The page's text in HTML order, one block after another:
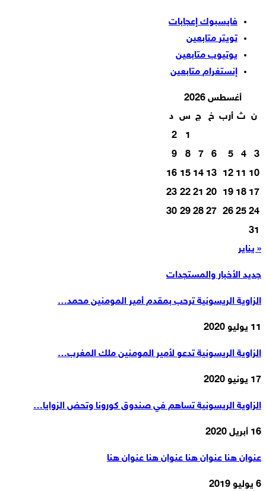
فايسبوك إعجابات
تويتر متابعين
يوتيوب متابعين
إنستغرام متابعين
أغسطس 2026
ن ث أرب خ ج س د
1
2
3
4
5
6
7
8
9
10
11
12
13
14
15
16
17
18
19
20
21
22
23
24
25
26
27
28
29
30
31
« يناير
جديد الأخبار والمستجدات
الزاوية الريسونية ترحب بمقدم أمير المومنين محمد…
11 يوليو 2020
الزاوية الريسونية تدعو لأمير المومنين ملك المغرب…
17 يونيو 2020
الزاوية الريسونية تساهم في صندوق كورونا وتحض الزوايا…
16 أبريل 2020
عنوان هنا عنوان هنا عنوان هنا عنوان هنا
6 يوليو 2019